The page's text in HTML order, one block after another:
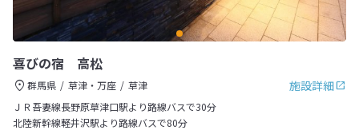
喜びの宿 高松
施設詳細
群馬県 草津・万座
草津
ＪＲ吾妻線長野原草津口駅より路線バスで30分
北陸新幹線軽井沢駅より路線バスで80分